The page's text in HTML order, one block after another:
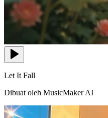
Let It Fall
Dibuat oleh MusicMaker AI